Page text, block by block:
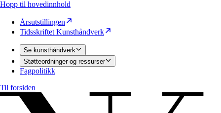
Hopp til hovedinnhold
Årsutstillingen
Tidsskriftet Kunsthåndverk
Se kunsthåndverk
Støtteordninger og ressurser
Fagpolitikk
Til forsiden